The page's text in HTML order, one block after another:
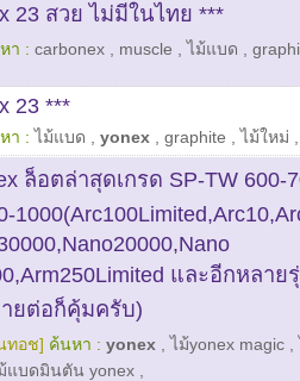
23 สวย ไม่มีในไทย ***
า : carbonex muscle ,ไม้แบด
23 ***
า : ไม้แบด yonex graphite ,ไม้ใหม่
ล็อตล่าสุดเกรด SP-TW 600-
และอีกหลา
ยต่อก็คุ้มครับ)
ทอช] ค้นหา : yonex ,ไม้yonex magic ,
แบดมินตัน yonex